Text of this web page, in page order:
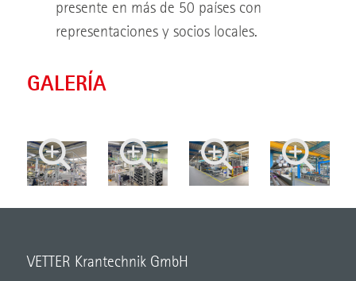
presente en más de 50 países con
representaciones y socios locales.
GALERÍA
VETTER Krantechnik GmbH